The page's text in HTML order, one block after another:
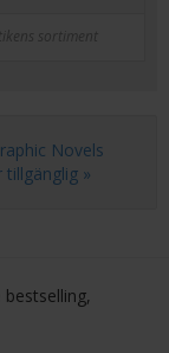
sortiment
Novels
»